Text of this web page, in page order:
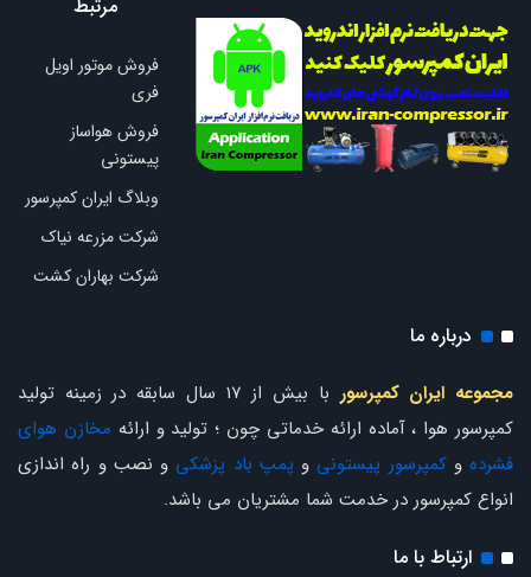
مرتبط
فروش موتور اویل
فری
فروش هواساز
پیستونی
وبلاگ ایران کمپرسور
شرکت مزرعه نیاک
شرکت بهاران کشت
درباره ما
مجموعه ایران کمپرسور
با بیش از 17 سال سابقه در زمینه تولید
کمپرسور هوا ، آماده ارائه خدماتی چون ؛ تولید و ارائه مخازن هوای
فشرده وکمپرسور پیستونی و پمپ باد پزشکی و نصب و راه اندازی
انواع کمپرسور در خدمت شما مشتریان می باشد.
ارتباط با ما